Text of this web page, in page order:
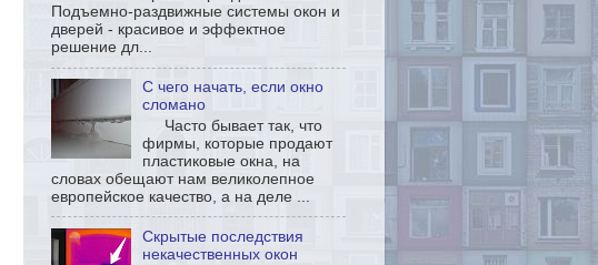
Подъемно-раздвижные системы окон и
дверей - красивое и эффектное
решение дл...
С чего начать, если окно
сломано
Часто бывает так, что
фирмы, которые продают
пластиковые окна, на
словах обещают нам великолепное
европейское качество, а на деле ...
Скрытые последствия
некачественных окон